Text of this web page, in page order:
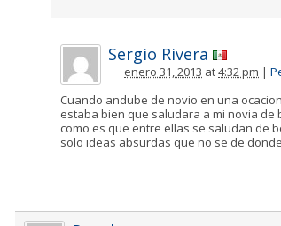
Sergio Rivera
enero 31, 2013 at4:32 pm |
Cuando andube de novio en una
estaba bien que saludara a mi novia de
como es que entre ellas se saludan de
solo ideas absurdas que no se de